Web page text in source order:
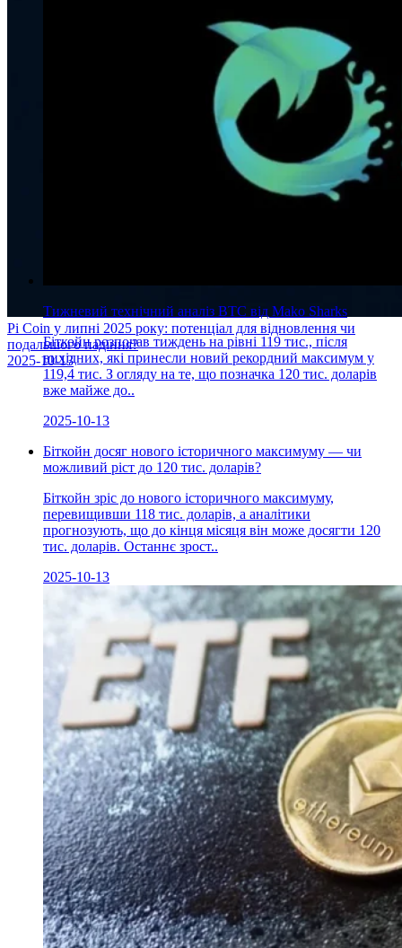
Pi Coin у липні 2025 року: потенціал для відновлення чи
подальшого падіння?
2025-10-13
Тижневий технічний аналіз BTC від Mako Sharks
Біткойн розпочав тиждень на рівні 119 тис., після
вихідних, які принесли новий рекордний максимум у
119,4 тис. З огляду на те, що позначка 120 тис. доларів
вже майже до..
2025-10-13
Біткойн досяг нового історичного максимуму — чи
можливий ріст до 120 тис. доларів?
Біткойн зріс до нового історичного максимуму,
перевищивши 118 тис. доларів, а аналітики
прогнозують, що до кінця місяця він може досягти 120
тис. доларів. Останнє зрост..
2025-10-13